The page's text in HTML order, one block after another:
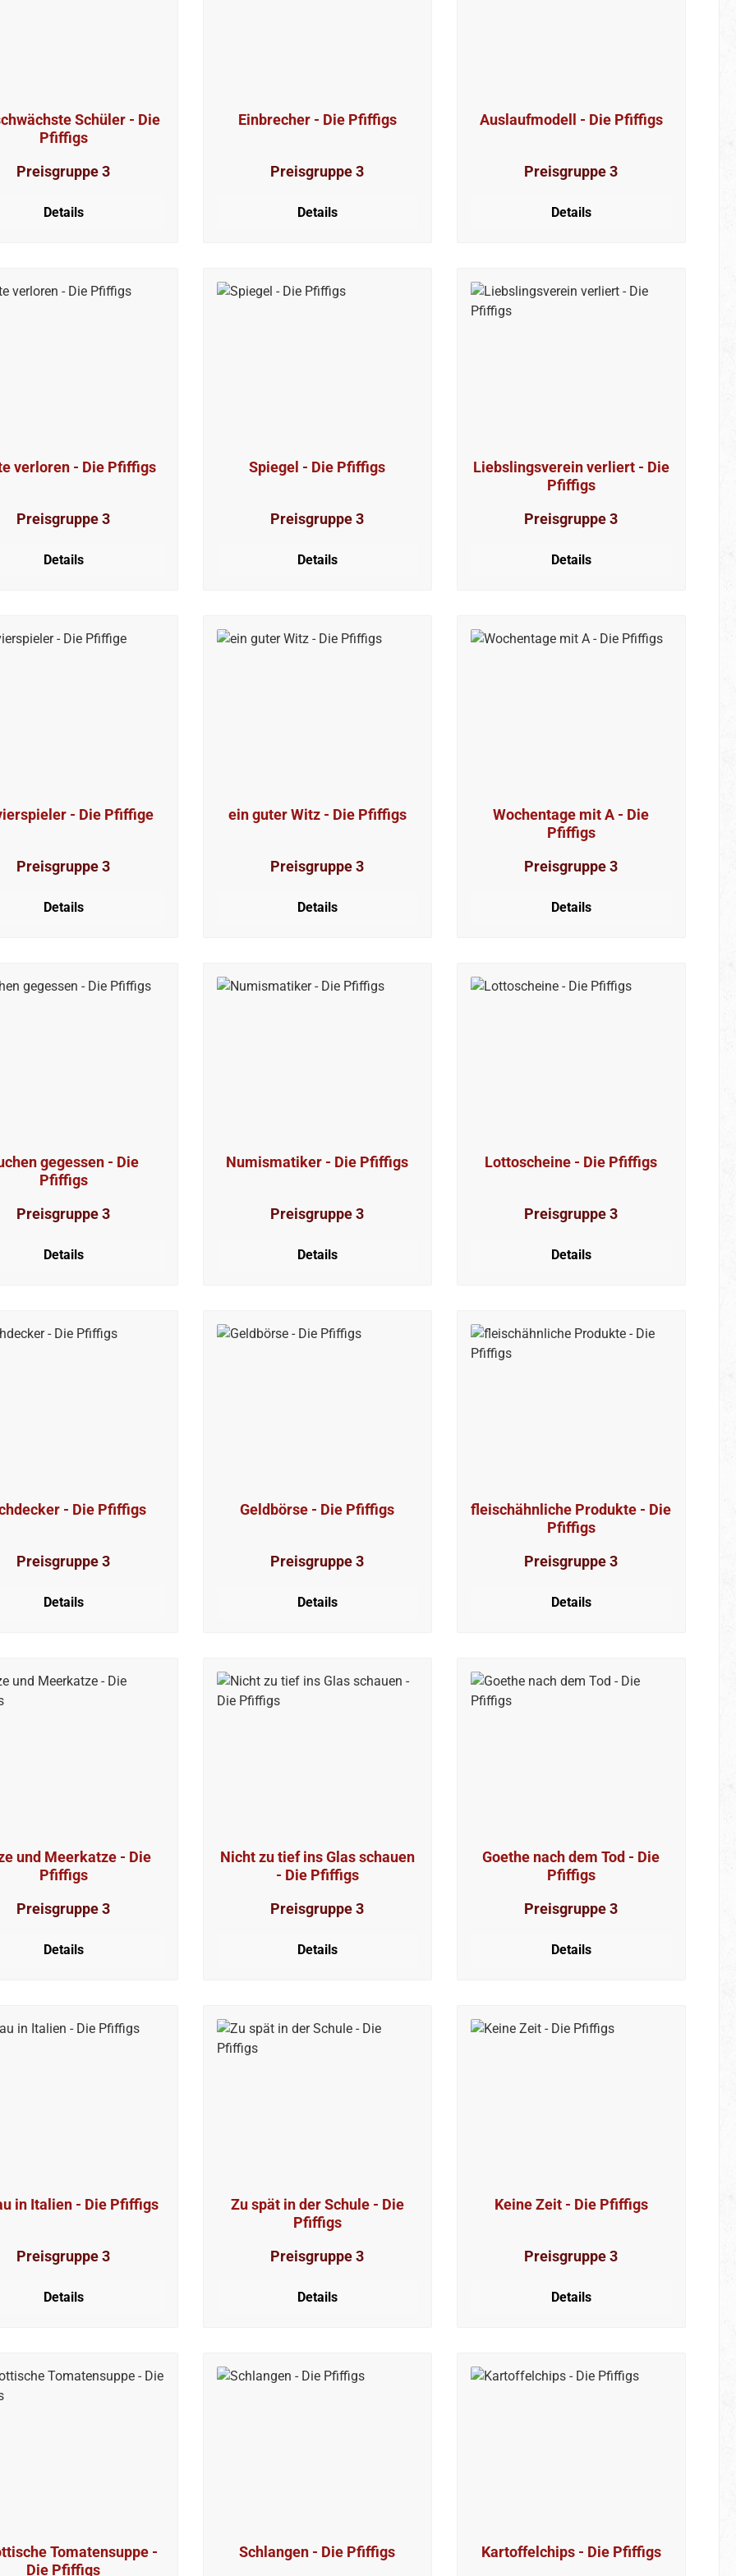
Schüler - Die
Pfiffigs
Preisgruppe 3
Details
Einbrecher - Die Pfiffigs
Preisgruppe 3
Details
Auslaufmodell - Die Pfiffigs
Preisgruppe 3
Details
verloren - Die Pfiffigs
Preisgruppe 3
Details
Spiegel - Die Pfiffigs
Preisgruppe 3
Details
Liebslingsverein verliert - Die
Pfiffigs
Preisgruppe 3
Details
- Die Pfiffige
Preisgruppe 3
Details
ein guter Witz - Die Pfiffigs
Preisgruppe 3
Details
Wochentage mit A - Die
Pfiffigs
Preisgruppe 3
Details
gegessen - Die
Pfiffigs
Preisgruppe 3
Details
Numismatiker - Die Pfiffigs
Preisgruppe 3
Details
Lottoscheine - Die Pfiffigs
Preisgruppe 3
Details
- Die Pfiffigs
Preisgruppe 3
Details
Geldbörse - Die Pfiffigs
Preisgruppe 3
Details
fleischähnliche Produkte - Die
Pfiffigs
Preisgruppe 3
Details
und Meerkatze - Die
Pfiffigs
Preisgruppe 3
Details
Nicht zu tief ins Glas schauen
- Die Pfiffigs
Preisgruppe 3
Details
Goethe nach dem Tod - Die
Pfiffigs
Preisgruppe 3
Details
in Italien - Die Pfiffigs
Preisgruppe 3
Details
Zu spät in der Schule - Die
Pfiffigs
Preisgruppe 3
Details
Keine Zeit - Die Pfiffigs
Preisgruppe 3
Details
Tomatensuppe -
Die Pfiffigs
Schlangen - Die Pfiffigs Kartoffelchips - Die Pfiffigs